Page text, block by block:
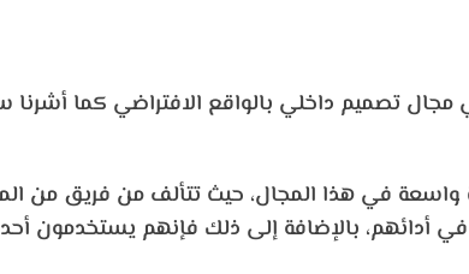
تصميم داخلي بالواقع الافتراضي كما
واسعة في هذا المجال، حيث تتألف من فريق من
في أدائهم، بالإضافة إلى ذلك فإنهم يستخدمون